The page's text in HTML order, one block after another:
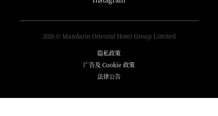
2026 © Mandarin Oriental Hotel Group Limited
隐私政策
广告及 Cookie 政策
法律公告